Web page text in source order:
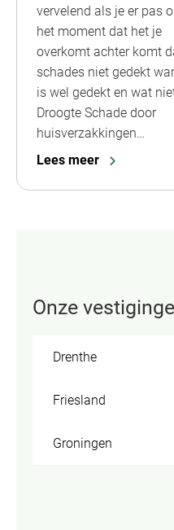
vervelend als je er pas
het moment dat het je
overkomt achter komt
schades niet gedekt
is wel gedekt en wat
Droogte Schade door
huisverzakkingen…
Lees meer
Onze
Drenthe
Friesland
Groningen